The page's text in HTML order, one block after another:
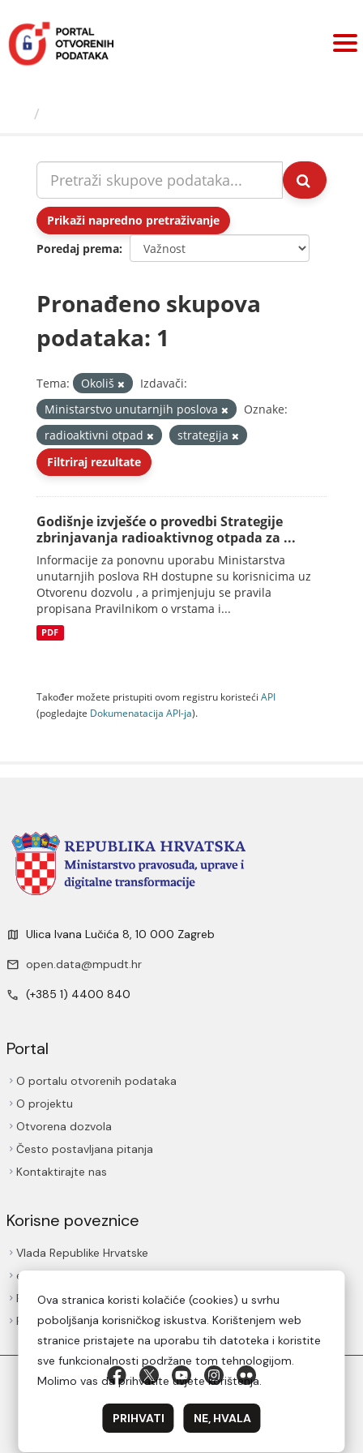
sadržaj
Prikaži napredno pretraživanje
Poredaj prema
Pronađeno skupova
podataka: 1
Tema: Okoliš
Izdavači:
Ministarstvo unutarnjih poslova
Oznake:
radioaktivni otpad
strategija
Filtriraj rezultate
Godišnje izvješće o provedbi Strategije
zbrinjavanja radioaktivnog otpada za ...
Informacije za ponovnu uporabu Ministarstva
unutarnjih poslova RH dostupne su korisnicima uz
Otvorenu dozvolu , a primjenjuju se pravila
propisana Pravilnikom o vrstama i...
PDF
Također možete pristupiti ovom registru koristeći API
(pogledajte Dokumenаtаcijа API-jа).